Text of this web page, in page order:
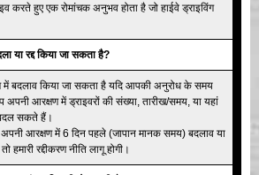
करते हुए एक रोमांचक अनुभव होता है जो हाईवे ड्राइविंग
या रद्द किया जा सकता है?
में बदलाव किया जा सकता है यदि आपकी अनुरोध के समय
आरक्षण में ड्राइवरों की संख्या, तारीख/समय, या यहां
सकते हैं।
आरक्षण में 6 दिन पहले (जापान मानक समय) बदलाव या
हमारी रद्दीकरण नीति लागू होगी।